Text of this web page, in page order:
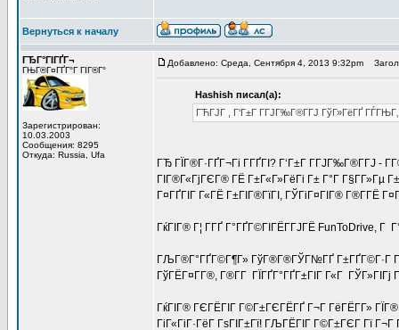
Вернуться к началу
ГЂГ°ГІГҐГ¬
ГЊГ®Г¤ГҐГ°Г ГІГ®Г°
Зарегистрирован:
10.03.2003
Сообщения: 8295
Откуда: Russia, Ufa
Добавлено: Среда, Сентября 4, 2013 9:32pm
Hashish писал(а):
ГЋГЈГ , Г‘Г±Г Г­ГЈГ‰Г®Г­ГЈ ГўГ»ГёГҐ
ГЂ ГЇГ®Г·ГҐГ¬Гі Г­ГҐГІ? Г‘Г±Г Г­ГЈГ‰Г®Г­ГЈ -
ГІГ®Г«ГјГЄГ® ГЁ Г±Г«Г»ГёГі Г± Г°Г Г§Г­Г»Гµ
Г¤ГҐГІГ Г«ГЁ Г±ГІГ®ГїГІ, ГЎГіГ¤ГІГ® Г®Г­ГЁ
ГќГІГ® Г¦ Г­ГҐ Г°ГҐГ©ГІГЁГ­ГЈГЁ FunToDrive, Г
ГЉГ®Г°ГҐГ©Г¶Г» ГўГ®Г®ГЎГ№ГҐ Г±ГҐГ©Г·Г Г±
ГўГЁГ¤Г­Г®, Г®Г­Г ГЇГҐГ°ГҐГ±ГІГ Г«Г
ГќГІГ® ГЄГЁГІГ Г©Г±ГЄГЁГҐ Г¬Г ГёГЁГ­Г»
ГіГ«ГіГ·ГёГ ГѕГІГ±Гї! ГЉГЁГІГ Г©Г±ГЄГ Гї